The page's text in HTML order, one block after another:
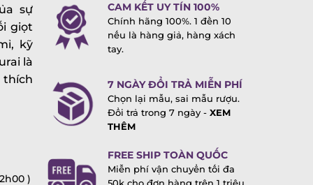
sự
giọt
kỹ
là
thích
)
CAM KẾT UY TÍN 100%
Chính hãng 100%. 1 đền 10
nếu là hàng giả, hàng xách
tay.
7 NGÀY ĐỔI TRẢ MIỄN PHÍ
Chọn lại mẫu, sai mẫu rượu.
Đổi trả trong 7 ngày -XEM
THÊM
FREE SHIP TOÀN QUỐC
Miễn phí vận chuyển tối đa